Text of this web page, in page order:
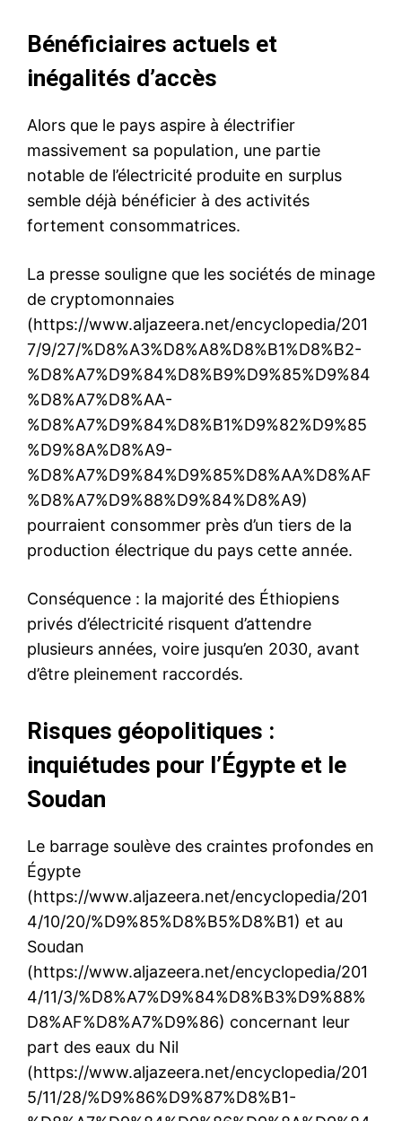
Bénéficiaires actuels et
inégalités d’accès
Alors que le pays aspire à électrifier
massivement sa population, une partie
notable de l’électricité produite en surplus
semble déjà bénéficier à des activités
fortement consommatrices.
La presse souligne que les sociétés de minage
de cryptomonnaies
(https://www.aljazeera.net/encyclopedia/201
7/9/27/%D8%A3%D8%A8%D8%B1%D8%B2-
%D8%A7%D9%84%D8%B9%D9%85%D9%84
%D8%A7%D8%AA-
%D8%A7%D9%84%D8%B1%D9%82%D9%85
%D9%8A%D8%A9-
%D8%A7%D9%84%D9%85%D8%AA%D8%AF
%D8%A7%D9%88%D9%84%D8%A9)
pourraient consommer près d’un tiers de la
production électrique du pays cette année.
Conséquence : la majorité des Éthiopiens
privés d’électricité risquent d’attendre
plusieurs années, voire jusqu’en 2030, avant
d’être pleinement raccordés.
Risques géopolitiques :
inquiétudes pour l’Égypte et le
Soudan
Le barrage soulève des craintes profondes en
Égypte
(https://www.aljazeera.net/encyclopedia/201
4/10/20/%D9%85%D8%B5%D8%B1) et au
Soudan
(https://www.aljazeera.net/encyclopedia/201
4/11/3/%D8%A7%D9%84%D8%B3%D9%88%
D8%AF%D8%A7%D9%86) concernant leur
part des eaux du Nil
(https://www.aljazeera.net/encyclopedia/201
5/11/28/%D9%86%D9%87%D8%B1-